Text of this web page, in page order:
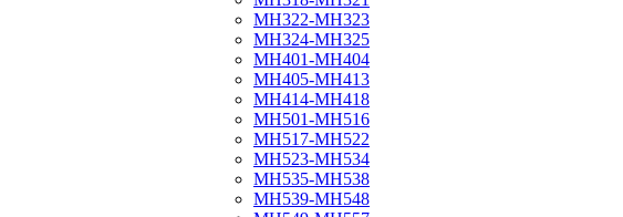
МН322-МН323
МН324-МН325
МН401-МН404
МН405-МН413
МН414-МН418
МН501-МН516
МН517-МН522
МН523-МН534
МН535-МН538
МН539-МН548